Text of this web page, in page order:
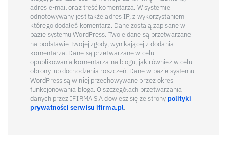
adres e-mail oraz treść komentarza. W systemie
odnotowywany jest także adres IP, z wykorzystaniem
którego dodałeś komentarz. Dane zostają zapisane w
bazie systemu WordPress. Twoje dane są przetwarzane
na podstawie Twojej zgody, wynikającej z dodania
komentarza. Dane są przetwarzane w celu
opublikowania komentarza na blogu, jak również w celu
obrony lub dochodzenia roszczeń. Dane w bazie systemu
WordPress są w niej przechowywane przez okres
funkcjonowania bloga. O szczegółach przetwarzania
danych przez IFIRMA S.A dowiesz się ze strony polityki
prywatności serwisu ifirma.pl.